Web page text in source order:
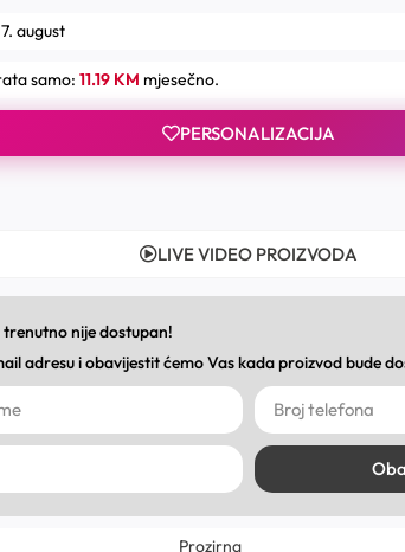
august
samo: 11.19 KM mjesečno.
PERSONALIZACIJA
LIVE VIDEO PROIZVODA
nije dostupan!
adresu i obavijestit ćemo Vas kada proizvod bude
Prozirna